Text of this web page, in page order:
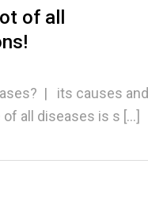
of all
| its causes and
all diseases is s [...]